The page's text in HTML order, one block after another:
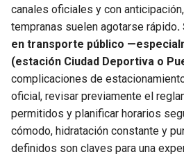
canales oficiales y con
tempranas suelen agotarse rápido.
en transporte público
(estación Ciudad Deportiva o
complicaciones de
oficial, revisar previamente el
permitidos y planificar horarios
cómodo, hidratación constante y
definidos son claves para una